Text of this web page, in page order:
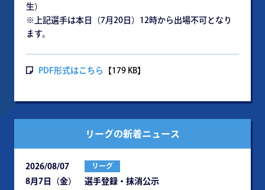
生）
※上記選手は本日（7月20日）12時から出場不可となり
ます。
PDF形式はこちら 【179 KB】
リーグの新着ニュース
2026/08/07 リーグ
8月7日（金） 選手登録・抹消公示